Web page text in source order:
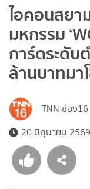
ไอคอนสยา
มหกรรม
การ์ดระดับ
ล้านบาทมา
TNN ช่อง16
20 มิถุนายน